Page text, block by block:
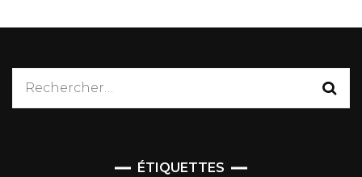
Rechercher :
ÉTIQUETTES